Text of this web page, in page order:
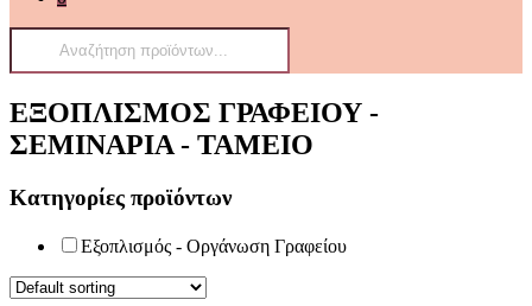
Products
ΕΞΟΠΛΙΣΜΟΣ ΓΡΑΦΕΙΟΥ -
ΣΕΜΙΝΑΡΙΑ - ΤΑΜΕΙΟ
Κατηγορίες προϊόντων
Εξοπλισμός - Οργάνωση Γραφείου